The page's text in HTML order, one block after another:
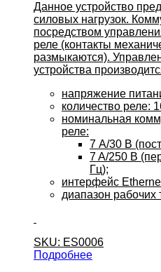
Данное устройство
силовых нагрузок.
посредством
реле (контакты
размыкаются).
устройства
напряжение
количество реле:
номинальная
реле:
7 А/30 B
7 A/250 B
Гц);
интерфейс
диапазон рабочих
SKU: ES0006
Подробнее